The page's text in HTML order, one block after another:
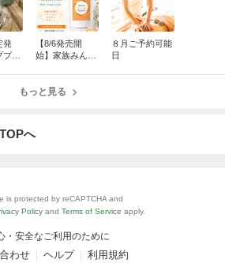
発
プロ
【8/6発売開
始】家族みんな
タミンプラスが
８月ご予約可能
日
もっと見る
へ
is protected by reCAPTCHA and
Policy and Terms of Service apply.
・安全なご利用のために
わせ ヘルプ 利用規約